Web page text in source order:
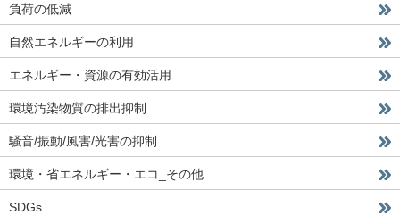
負荷の低減
自然エネルギーの利用
エネルギー・資源の有効活用
環境汚染物質の排出抑制
騒音/振動/風害/光害の抑制
環境・省エネルギー・エコ_その他
SDGs